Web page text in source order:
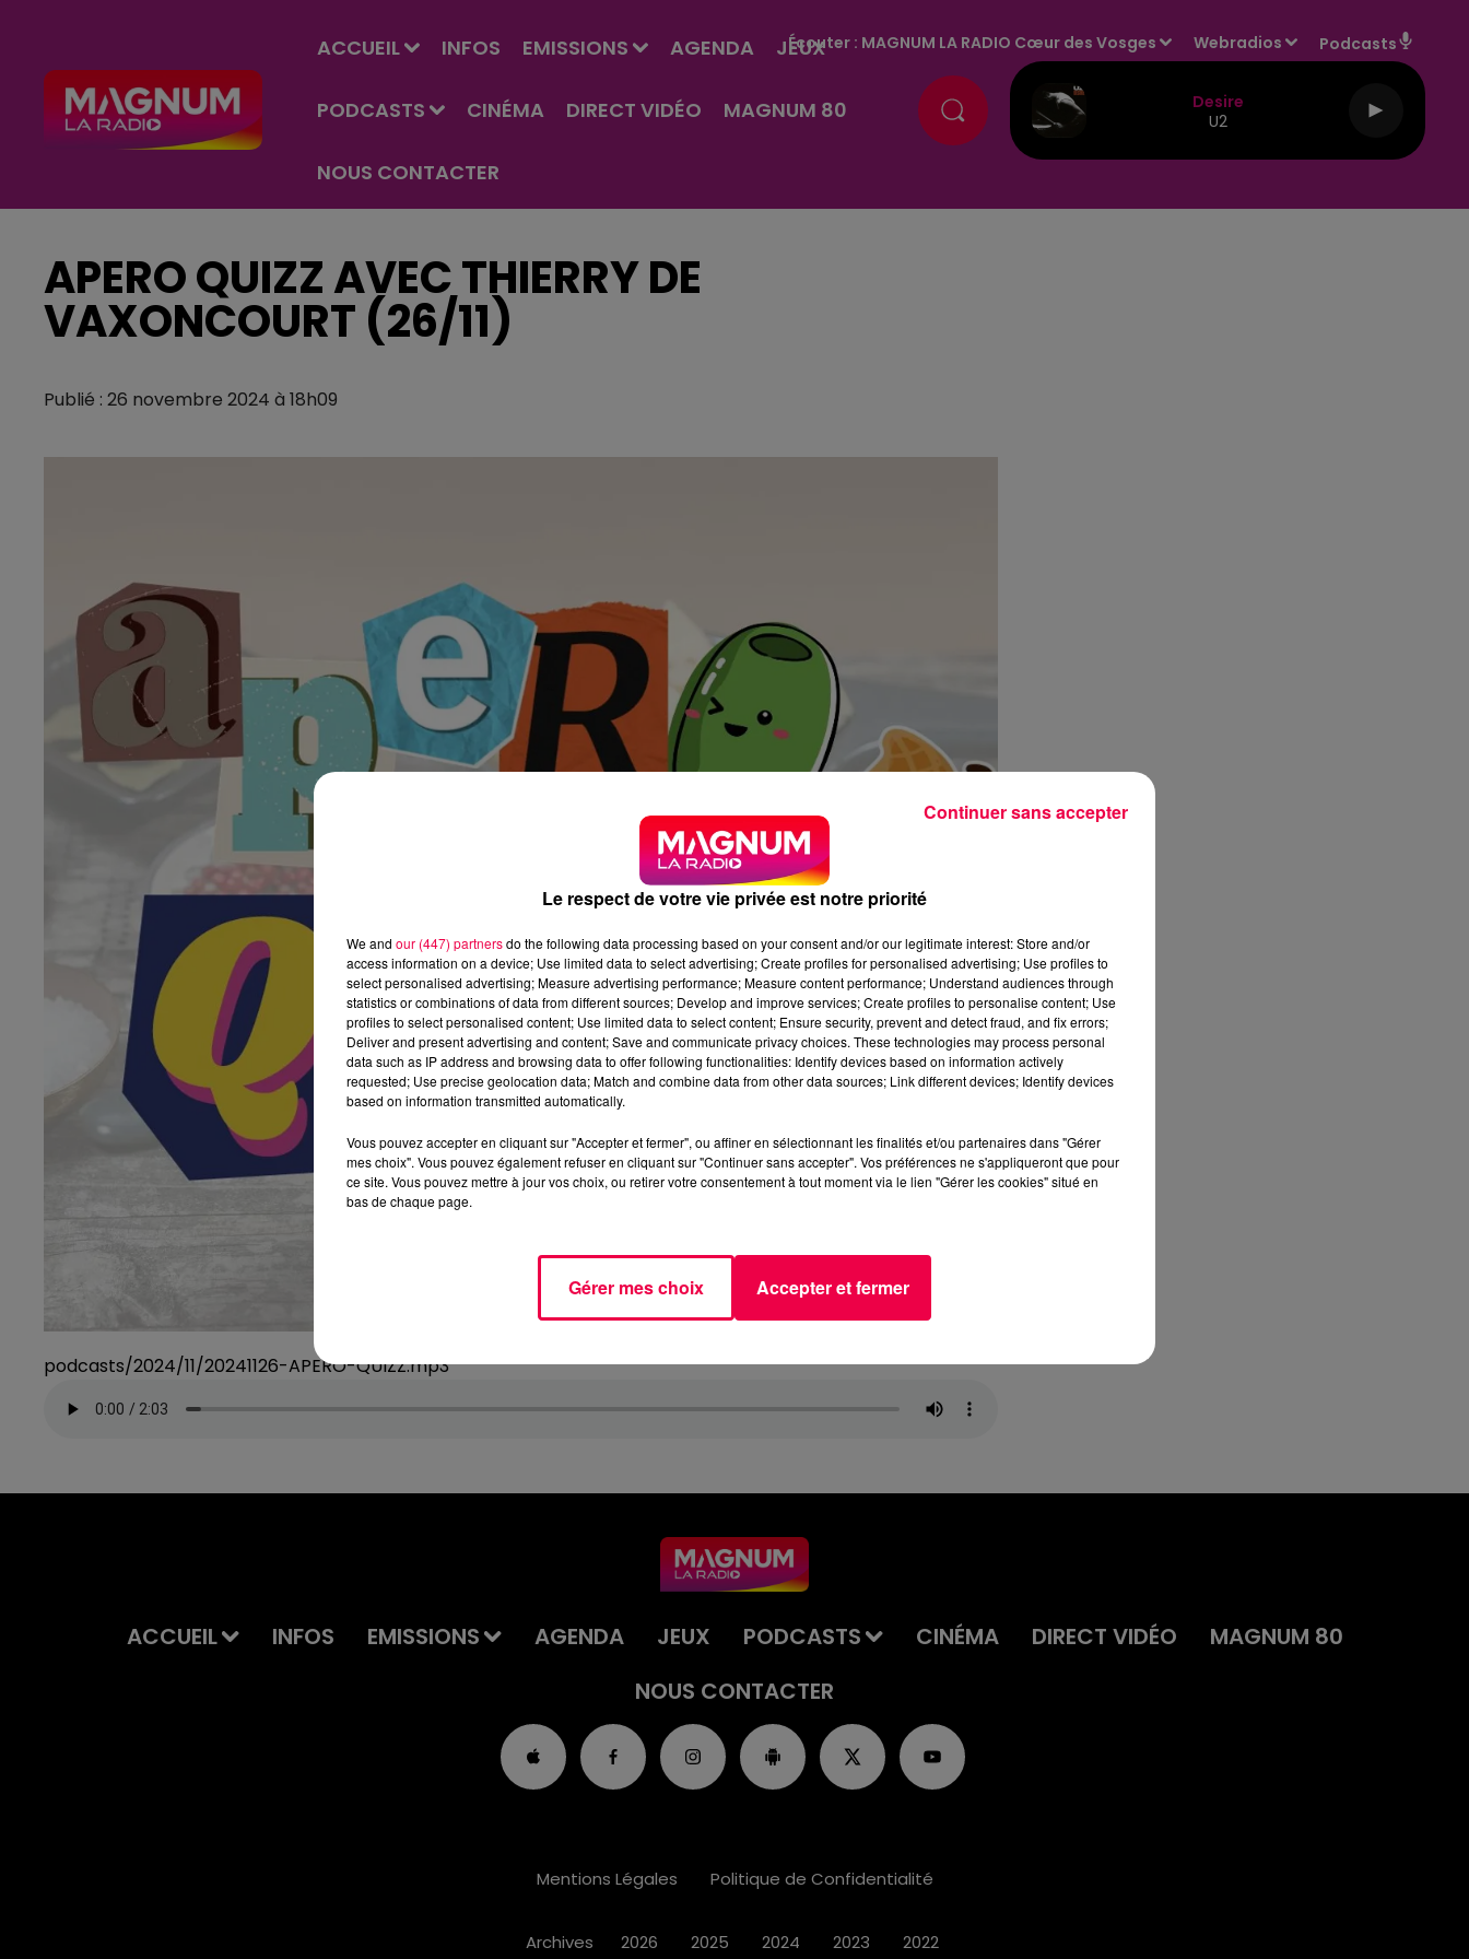
ACCUEIL INFOS EMISSIONS AGENDA JEUX
PODCASTS CINÉMA DIRECT VIDÉO MAGNUM 80
NOUS CONTACTER
Écouter : MAGNUM LA RADIO Cœur des Vosges Webradios Podcasts
Desire
U2
APERO QUIZZ AVEC THIERRY DE
VAXONCOURT (26/11)
Publié : 26 novembre 2024 à 18h09
podcasts/2024/11/20241126-APERO-QUIZZ.mp3
ACCUEIL INFOS EMISSIONS AGENDA JEUX PODCASTS CINÉMA DIRECT VIDÉO
MAGNUM 80
NOUS CONTACTER
Mentions Légales Politique de Confidentialité
Archives 2026 2025 2024 2023 2022
Le respect de votre vie privée est notre priorité
We and our (447) partnersdo the following data processing based on your consent and/or our legitimate interest: Store and/or
access information on a device; Use limited data to select advertising; Create profiles for personalised advertising; Use profiles to
select personalised advertising; Measure advertising performance; Measure content performance; Understand audiences through
statistics or combinations of data from different sources; Develop and improve services; Create profiles to personalise content; Use
profiles to select personalised content; Use limited data to select content; Ensure security, prevent and detect fraud, and fix errors;
Deliver and present advertising and content; Save and communicate privacy choices. These technologies may process personal
data such as IP address and browsing data to offer following functionalities: Identify devices based on information actively
requested; Use precise geolocation data; Match and combine data from other data sources; Link different devices; Identify devices
based on information transmitted automatically.
Vous pouvez accepter en cliquant sur "Accepter et fermer", ou affiner en sélectionnant les finalités et/ou partenaires dans "Gérer
mes choix". Vous pouvez également refuser en cliquant sur "Continuer sans accepter". Vos préférences ne s'appliqueront que pour
ce site. Vous pouvez mettre à jour vos choix, ou retirer votre consentement à tout moment via le lien "Gérer les cookies" situé en
bas de chaque page.
Gérer mes choix Accepter et fermer
Continuer sans accepter